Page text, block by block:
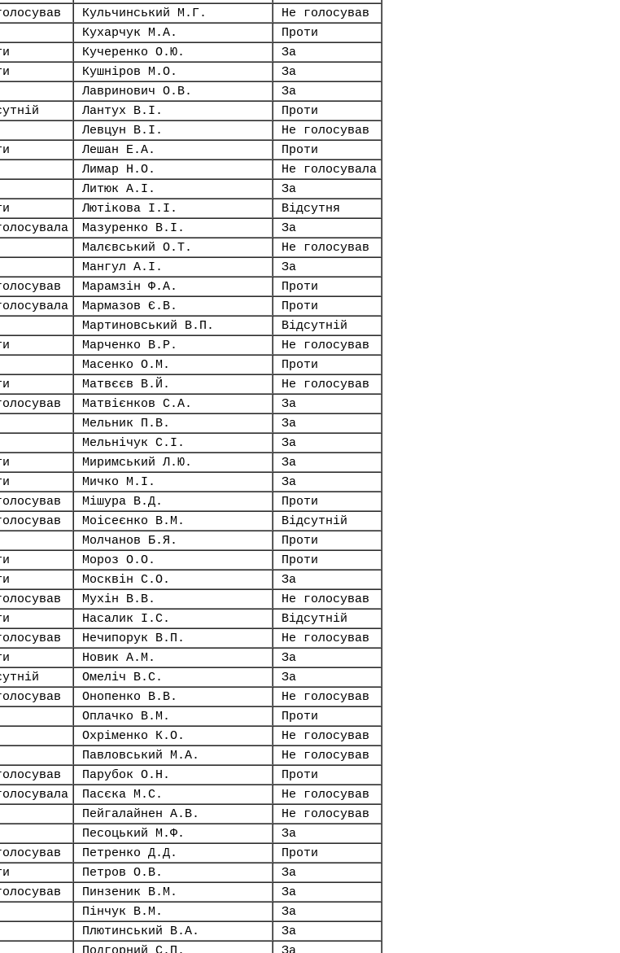
Кульчинський М.Г.
Не голосував
Кухарчук М.А.
Проти
Кучеренко О.Ю.
За
Кушніров М.О.
За
Лавринович О.В.
За
Лантух В.І.
Проти
Левцун В.І.
Не голосував
Лешан Е.А.
Проти
Лимар Н.О.
Не голосувала
Литюк А.І.
За
Лютікова І.І.
Відсутня
Мазуренко В.І.
За
Малєвський О.Т.
Не голосував
Мангул А.І.
За
Марамзін Ф.А.
Проти
Мармазов Є.В.
Проти
Мартиновський В.П.
Відсутній
Марченко В.Р.
Не голосував
Масенко О.М.
Проти
Матвєєв В.Й.
Не голосував
Матвієнков С.А.
За
Мельник П.В.
За
Мельнічук С.І.
За
Миримський Л.Ю.
За
Мичко М.І.
За
Мішура В.Д.
Проти
Моісеєнко В.М.
Відсутній
Молчанов Б.Я.
Проти
Мороз О.О.
Проти
Москвін С.О.
За
Мухін В.В.
Не голосував
Насалик І.С.
Відсутній
Нечипорук В.П.
Не голосував
Новик А.М.
За
Омеліч В.С.
За
Онопенко В.В.
Не голосував
Оплачко В.М.
Проти
Охріменко К.О.
Не голосував
Павловський М.А.
Не голосував
Парубок О.Н.
Проти
Пасєка М.С.
Не голосував
Пейгалайнен А.В.
Не голосував
Песоцький М.Ф.
За
Петренко Д.Д.
Проти
Петров О.В.
За
Пинзеник В.М.
За
Пінчук В.М.
За
Плютинський В.А.
За